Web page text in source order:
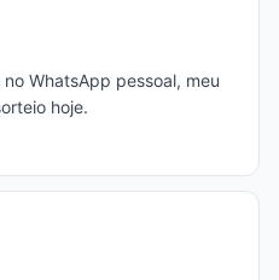
WhatsApp pessoal, meu
hoje.